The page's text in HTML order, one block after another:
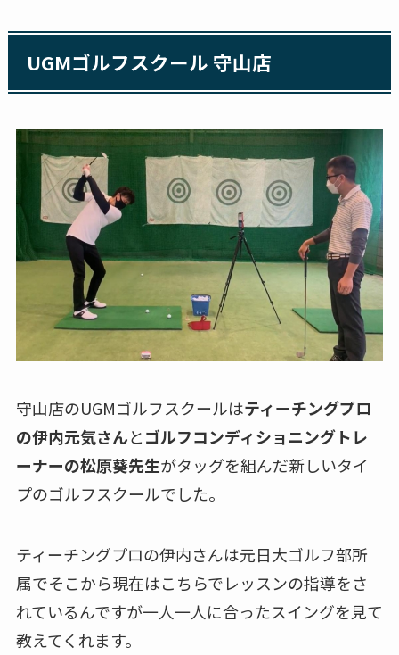
UGMゴルフスクール 守山店
守山店のUGMゴルフスクールはティーチングプロ
の伊内元気さんとゴルフコンディショニングトレ
ーナーの松原葵先生がタッグを組んだ新しいタイ
プのゴルフスクールでした。
ティーチングプロの伊内さんは元日大ゴルフ部所
属でそこから現在はこちらでレッスンの指導をさ
れているんですが一人一人に合ったスイングを見て
教えてくれます。